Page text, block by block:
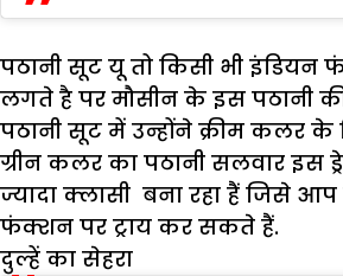
पठानी सूट यू तो किसी भी
लगते है पर मौसीन के इस पठानी
पठानी सूट में उन्होंने क्रीम कलर के
ग्रीन कलर का पठानी सलवार इस
ज्यादा क्लासी बना रहा हैं जिसे आप
फंक्शन पर ट्राय कर सकते हैं.
दुल्हें का सेहरा